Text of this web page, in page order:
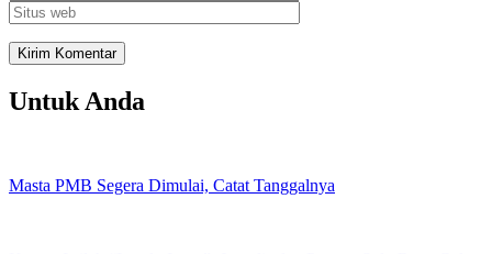
Untuk Anda
Masta PMB Segera Dimulai, Catat Tanggalnya